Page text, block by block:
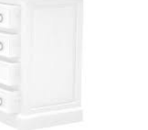
Nelle Scuole